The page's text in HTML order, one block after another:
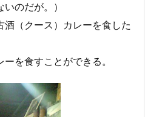
のだが。）
（クース）カレーを食した
を食すことができる。